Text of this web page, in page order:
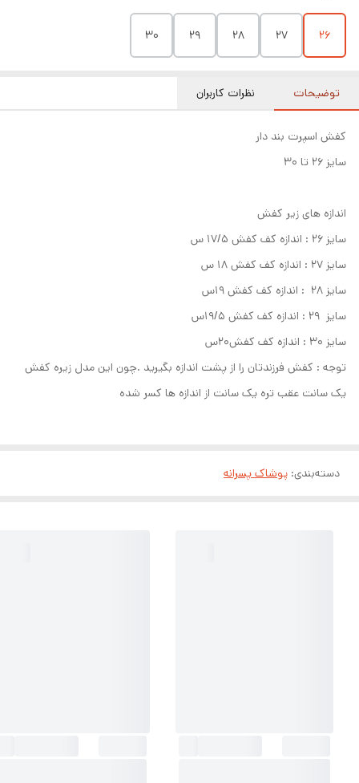
۲۶ ۲۷ ۲۸ ۲۹ ۳۰
توضیحات نظرات کاربران
کفش اسپرت بند دار
سایز ۲۶ تا ۳۰
اندازه های زیر کفش
سایز ۲۶ : اندازه کف کفش ۱۷/۵ س
سایز ۲۷ : اندازه کف کفش ۱۸ س
سایز ۲۸ : اندازه کف کفش ۱۹س
سایز ۲۹ : اندازه کف کفش ۱۹/۵س
سایز ۳۰ : اندازه کف کفش۲۰س
توجه : کفش فرزندتان را از پشت اندازه بگیرید .چون این مدل زیره کفش
یک سانت عقب تره یک سانت از اندازه ها کسر شده
دسته‌بندی: پوشاک پسرانه